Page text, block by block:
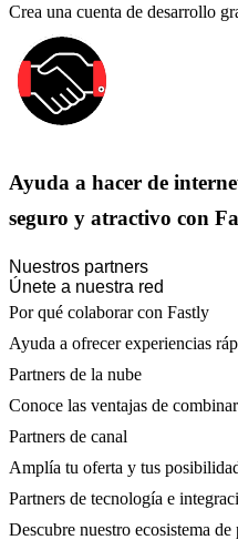
Crea una cuenta de desarrollo
Ayuda a hacer de
seguro y atractivo con
Nuestros partners
Únete a nuestra red
Por qué colaborar con Fastly
Ayuda a ofrecer experiencias
Partners de la nube
Conoce las ventajas de
Partners de canal
Amplía tu oferta y tus
Partners de tecnología e
Descubre nuestro ecosistema de